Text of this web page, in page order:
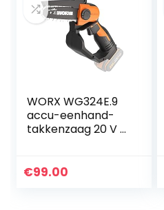
WORX WG324E.9
accu-eenhand-
takkenzaag 20 V –
licht en
€99.00